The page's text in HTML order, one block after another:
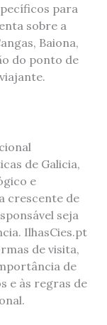
para
sobre a
Baiona,
do ponto de
de Galicia,
e
crescente de
seja
IlhasCies.pt
de visita,
de
e às regras de